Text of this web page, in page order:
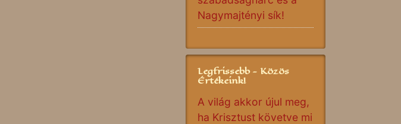
Nagymajtényi sík!
Legfrissebb - Közös
Értékeink!
A világ akkor újul meg,
ha Krisztust követve mi